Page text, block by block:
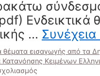
Ενδεικτικά
… Συνέχεια
θέματα εισαγωγής από τα
Κατανόησης Κειμένων